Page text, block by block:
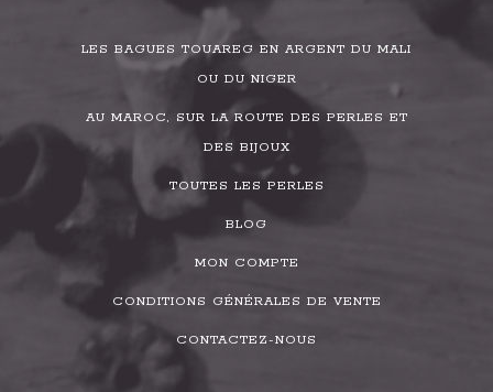
LES BAGUES TOUAREG EN ARGENT DU MALI
OU DU NIGER
AU MAROC, SUR LA ROUTE DES PERLES ET
DES BIJOUX
TOUTES LES PERLES
BLOG
MON COMPTE
CONDITIONS GÉNÉRALES DE VENTE
CONTACTEZ-NOUS